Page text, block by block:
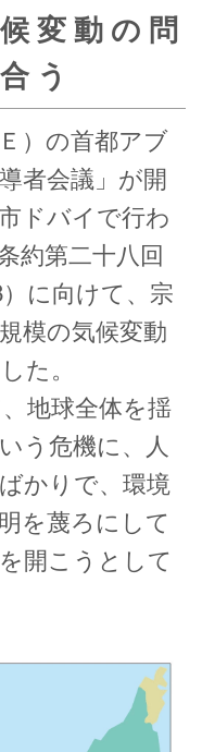
変 動 の 問
う
）の首都アブ
者会議」 が開
ドバイで行わ
約第二十八回
に向けて、宗
模の気候変動
た。
地球全体を揺
う危機に、人
かりで、環境
を蔑ろにして
開こうとして